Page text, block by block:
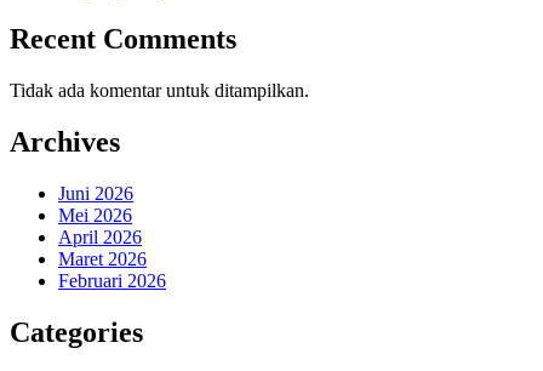
Recent Comments
Tidak ada komentar untuk ditampilkan.
Archives
Juni 2026
Mei 2026
April 2026
Maret 2026
Februari 2026
Categories